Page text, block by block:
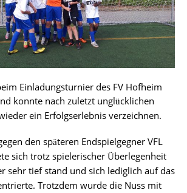
Einladungsturnier des FV Hofheim
konnte nach zuletzt unglücklichen
ein Erfolgserlebnis verzeichnen.
den späteren Endspielgegner VFL
sich trotz spielerischer Überlegenheit
sehr tief stand und sich lediglich auf das
Trotzdem wurde die Nuss mit